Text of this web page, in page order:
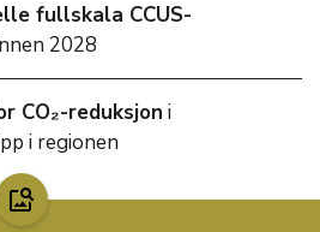
fullskala CCUS-
2028
CO₂-reduksjon i
i regionen
image_search